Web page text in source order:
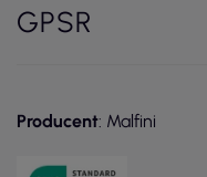
GPSR
Producent: Malfini